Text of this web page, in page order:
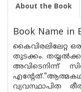
About the Book
Book Name in
കൈവിരലിലേറ്റ
തുടക്കം.
അവിടെനിന്ന്
വ്യവസ്ഥാപിത